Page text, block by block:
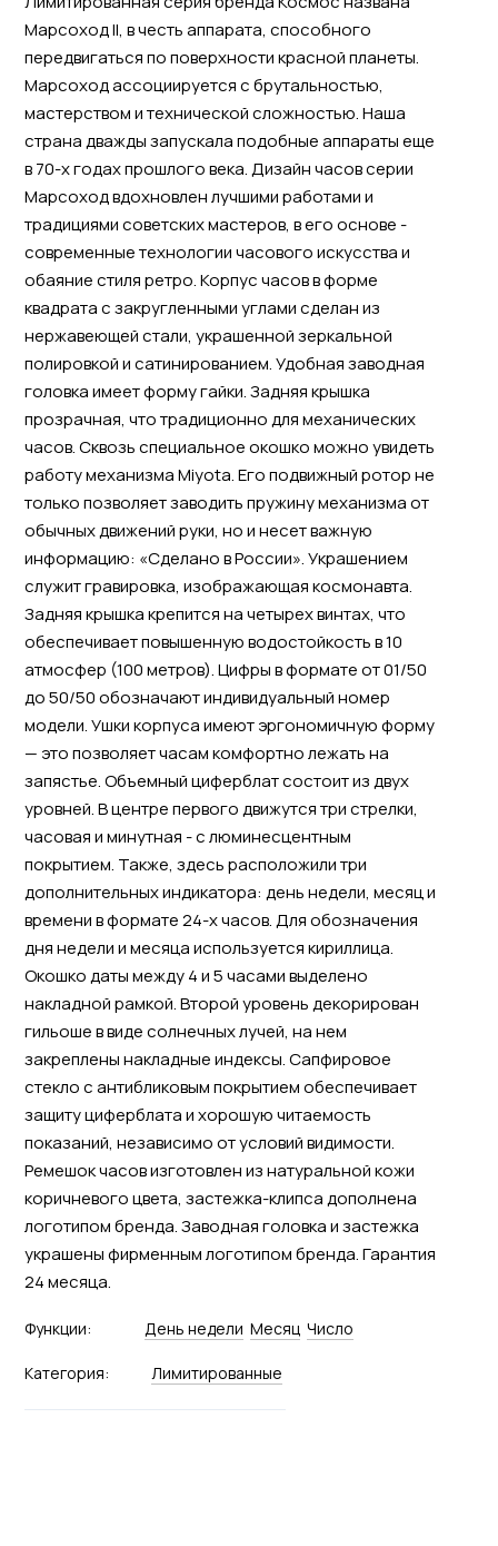
Марсоход II, в честь аппарата, способного
передвигаться по поверхности красной планеты.
Марсоход ассоциируется с брутальностью,
мастерством и технической сложностью. Наша
страна дважды запускала подобные аппараты еще
в 70-х годах прошлого века. Дизайн часов серии
Марсоход вдохновлен лучшими работами и
традициями советских мастеров, в его основе -
современные технологии часового искусства и
обаяние стиля ретро. Корпус часов в форме
квадрата с закругленными углами сделан из
нержавеющей стали, украшенной зеркальной
полировкой и сатинированием. Удобная заводная
головка имеет форму гайки. Задняя крышка
прозрачная, что традиционно для механических
часов. Сквозь специальное окошко можно увидеть
работу механизма Miyota. Его подвижный ротор не
только позволяет заводить пружину механизма от
обычных движений руки, но и несет важную
информацию: «Сделано в России». Украшением
служит гравировка, изображающая космонавта.
Задняя крышка крепится на четырех винтах, что
обеспечивает повышенную водостойкость в 10
атмосфер (100 метров). Цифры в формате от 01/50
до 50/50 обозначают индивидуальный номер
модели. Ушки корпуса имеют эргономичную форму
— это позволяет часам комфортно лежать на
запястье. Объемный циферблат состоит из двух
уровней. В центре первого движутся три стрелки,
часовая и минутная - с люминесцентным
покрытием. Также, здесь расположили три
дополнительных индикатора: день недели, месяц и
времени в формате 24-х часов. Для обозначения
дня недели и месяца используется кириллица.
Окошко даты между 4 и 5 часами выделено
накладной рамкой. Второй уровень декорирован
гильоше в виде солнечных лучей, на нем
закреплены накладные индексы. Сапфировое
стекло с антибликовым покрытием обеспечивает
защиту циферблата и хорошую читаемость
показаний, независимо от условий видимости.
Ремешок часов изготовлен из натуральной кожи
коричневого цвета, застежка-клипса дополнена
логотипом бренда. Заводная головка и застежка
украшены фирменным логотипом бренда. Гарантия
24 месяца.
Функции: День недели Месяц Число
Категория: Лимитированные